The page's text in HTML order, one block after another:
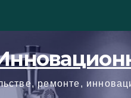
ремонте,